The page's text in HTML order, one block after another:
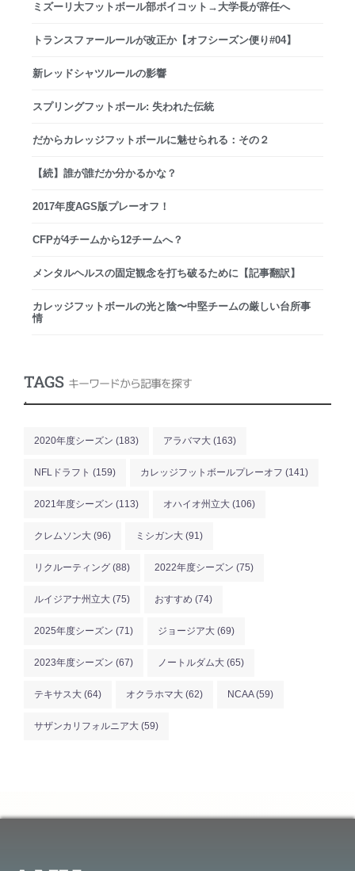
ミズーリ大フットボール部ボイコット→大学長が辞任へ
トランスファールールが改正か【オフシーズン便り#04】
新レッドシャツルールの影響
スプリングフットボール: 失われた伝統
だからカレッジフットボールに魅せられる：その２
【続】誰が誰だか分かるかな？
2017年度AGS版プレーオフ！
CFPが4チームから12チームへ？
メンタルヘルスの固定観念を打ち破るために【記事翻訳】
カレッジフットボールの光と陰〜中堅チームの厳しい台所事
情
TAGS キーワードから記事を探す
.
2020年度シーズン (183) アラバマ大 (163)
NFLドラフト (159) カレッジフットボールプレーオフ (141)
2021年度シーズン (113) オハイオ州立大 (106)
クレムソン大 (96) ミシガン大 (91)
リクルーティング (88) 2022年度シーズン (75)
ルイジアナ州立大 (75) おすすめ (74)
2025年度シーズン (71) ジョージア大 (69)
2023年度シーズン (67) ノートルダム大 (65)
テキサス大 (64) オクラホマ大 (62) NCAA(59)
サザンカリフォルニア大 (59)